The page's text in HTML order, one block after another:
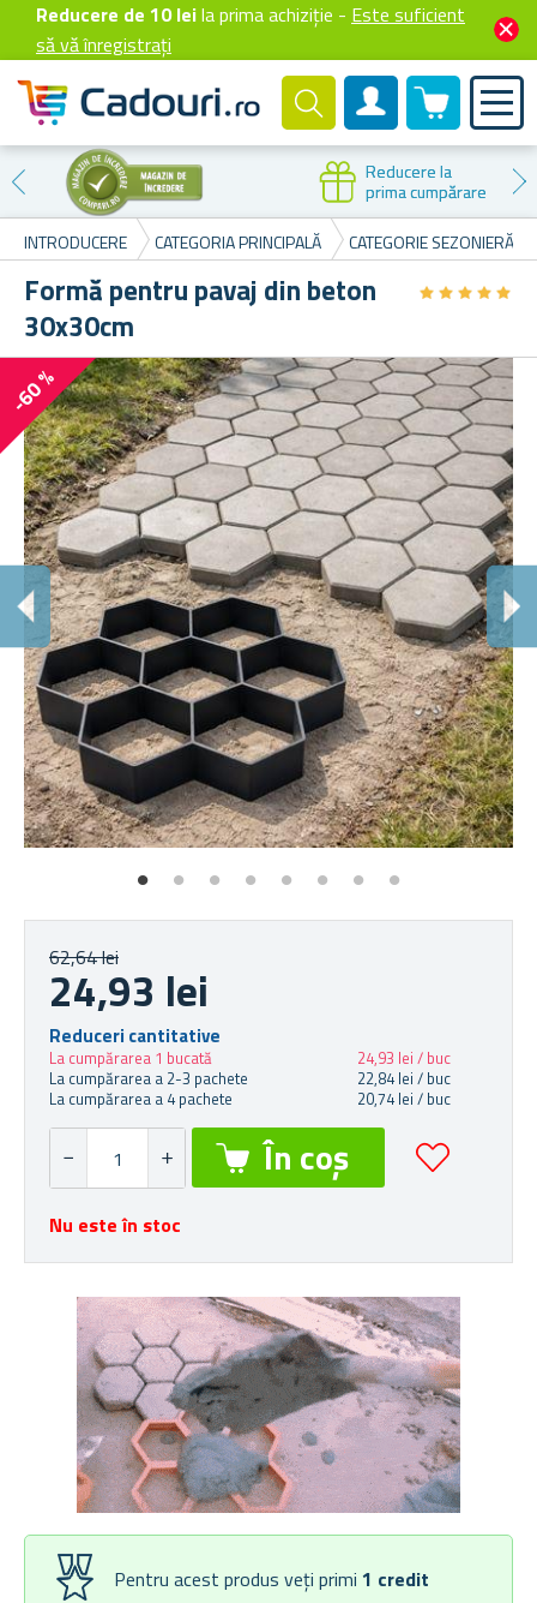
Reducere de 10 leila prima achiziție - Este suficient
să vă înregistrați
Cont client
0 produselor
Reducere la
prima cumpărare
INTRODUCERE CATEGORIA PRINCIPALĂ CATEGORIE SEZONIERĂ
Formă pentru pavaj din beton
30x30cm
★★★★★
★★★★★
-60 %
62,64 lei
24,93 lei
Reduceri cantitative
La cumpărarea 1 bucată
24,93 lei / buc
La cumpărarea a 2-3 pachete
22,84 lei / buc
La cumpărarea a 4 pachete
20,74 lei / buc
Nu este în stoc
Pentru acest produs veți primi 1 credit